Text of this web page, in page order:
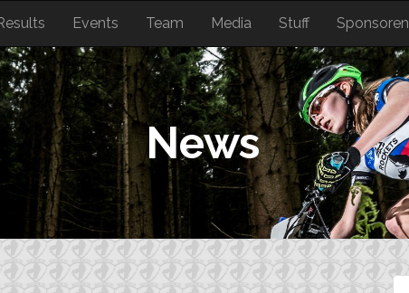
Events Team Media Stuff Sponsoren
News